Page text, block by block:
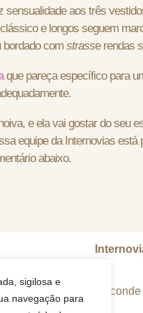
sigilosa e
navegação para
sensualidade aos três
e longos seguem
bordado com strasse rendas
que pareça específico para
e ela vai gostar do seu
equipe da Internovias
abaixo.
Rua